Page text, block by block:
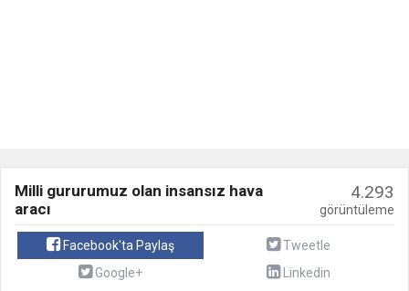
Milli gururumuz olan insansız hava
aracı
4.293
görüntüleme
Facebook'ta Paylaş
Tweetle
Google+
Linkedin